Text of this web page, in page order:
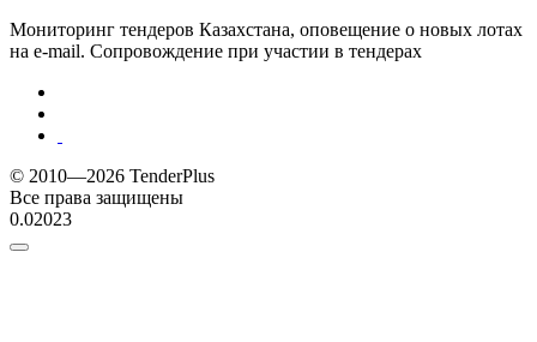
Мониторинг тендеров Казахстана, оповещение о новых лотах
на e-mail. Сопровождение при участии в тендерах
© 2010—2026 TenderPlus
Все права защищены
0.02023